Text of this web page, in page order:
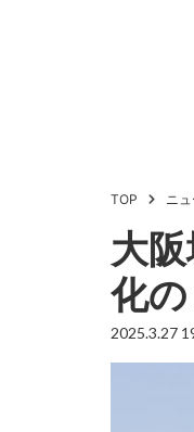
TOP ニ
大
化
2025.3.27